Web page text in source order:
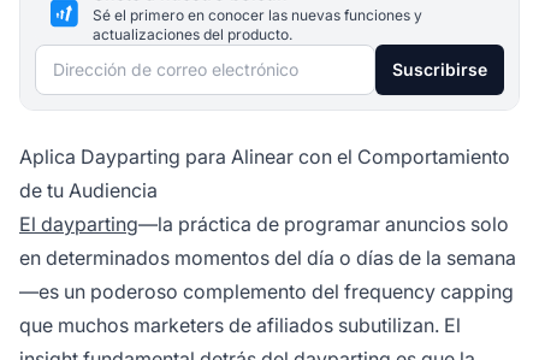
Sé el primero en conocer las nuevas funciones y
actualizaciones del producto.
Dirección de correo electrónico Suscribirse
Aplica Dayparting para Alinear con el Comportamiento
de tu Audiencia
El dayparting—la práctica de programar anuncios solo
en determinados momentos del día o días de la semana
—es un poderoso complemento del frequency capping
que muchos marketers de afiliados subutilizan. El